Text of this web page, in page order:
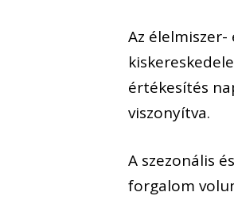
Az
értékesítés
viszonyítva.
A szezonális
forgalom